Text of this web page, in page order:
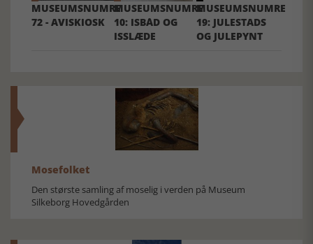
MUSEUMSNUMRE
72 - AVISKIOSK
MUSEUMSNUMRE
10: ISBÅD OG
ISSLÆDE
MUSEUMSNUMRE
19: JULESTADS
OG JULEPYNT
Mosefolket
Den største samling af moselig i verden på Museum
Silkeborg Hovedgården